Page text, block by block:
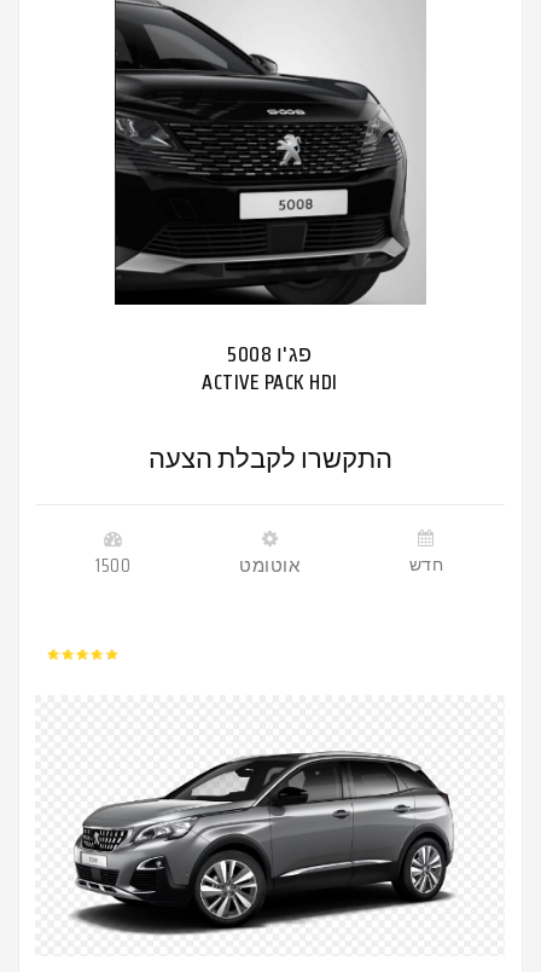
פג'ו 5008
ACTIVE PACK HDI
התקשרו לקבלת הצעה
1500 אוטומט חדש